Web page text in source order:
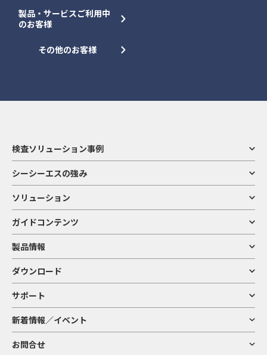
製品・サービスご利用中
のお客様
その他のお客様
検査ソリューション事例
シーシーエスの強み
ソリューション
ガイドコンテンツ
製品情報
ダウンロード
サポート
新着情報／イベント
お問合せ